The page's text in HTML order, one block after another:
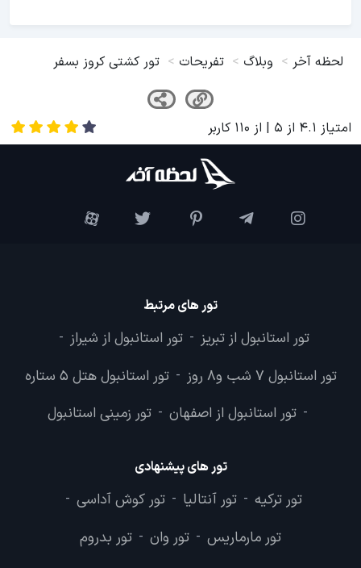
لحظه آخر وبلاگ تفریحات تور کشتی کروز بسفر
امتیاز 4.1 از 5 | از 110 کاربر
تور های مرتبط
تور استانبول از تبریز - تور استانبول از شیراز -
تور استانبول 7 شب و8 روز - تور استانبول هتل 5 ستاره
- تور استانبول از اصفهان - تور زمینی استانبول
تور های پیشنهادی
تور ترکیه - تور آنتالیا - تور کوش آداسی -
تور مارماریس - تور وان - تور بدروم